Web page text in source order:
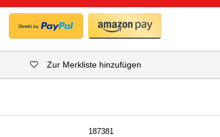
Zur Merkliste hinzufügen
187381